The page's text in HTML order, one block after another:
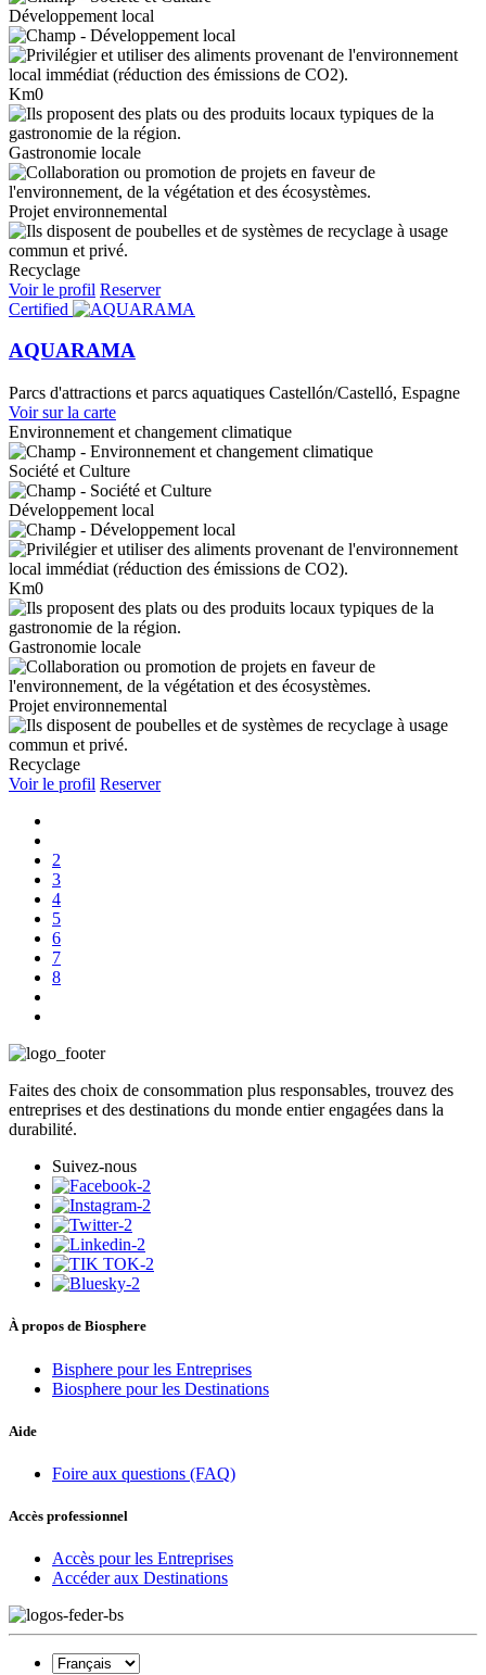
Développement local
Km0
Gastronomie locale
Projet environnemental
Recyclage
Voir le profil Reserver
Certified
AQUARAMA
Parcs d'attractions et parcs aquatiques Castellón/Castelló, Espagne
Voir sur la carte
Environnement et changement climatique
Société et Culture
Développement local
Km0
Gastronomie locale
Projet environnemental
Recyclage
Voir le profil Reserver
2
3
4
5
6
7
8
Faites des choix de consommation plus responsables, trouvez des
entreprises et des destinations du monde entier engagées dans la
durabilité.
Suivez-nous
À propos de Biosphere
Bisphere pour les Entreprises
Biosphere pour les Destinations
Aide
Foire aux questions (FAQ)
Accès professionnel
Accès pour les Entreprises
Accéder aux Destinations